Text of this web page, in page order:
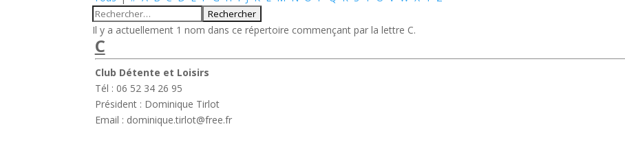
Il y a actuellement 1 nom dans ce répertoire commençant par la lettre C.
C
Club Détente et Loisirs
Tél : 06 52 34 26 95
Président : Dominique Tirlot
Email : dominique.tirlot@free.fr